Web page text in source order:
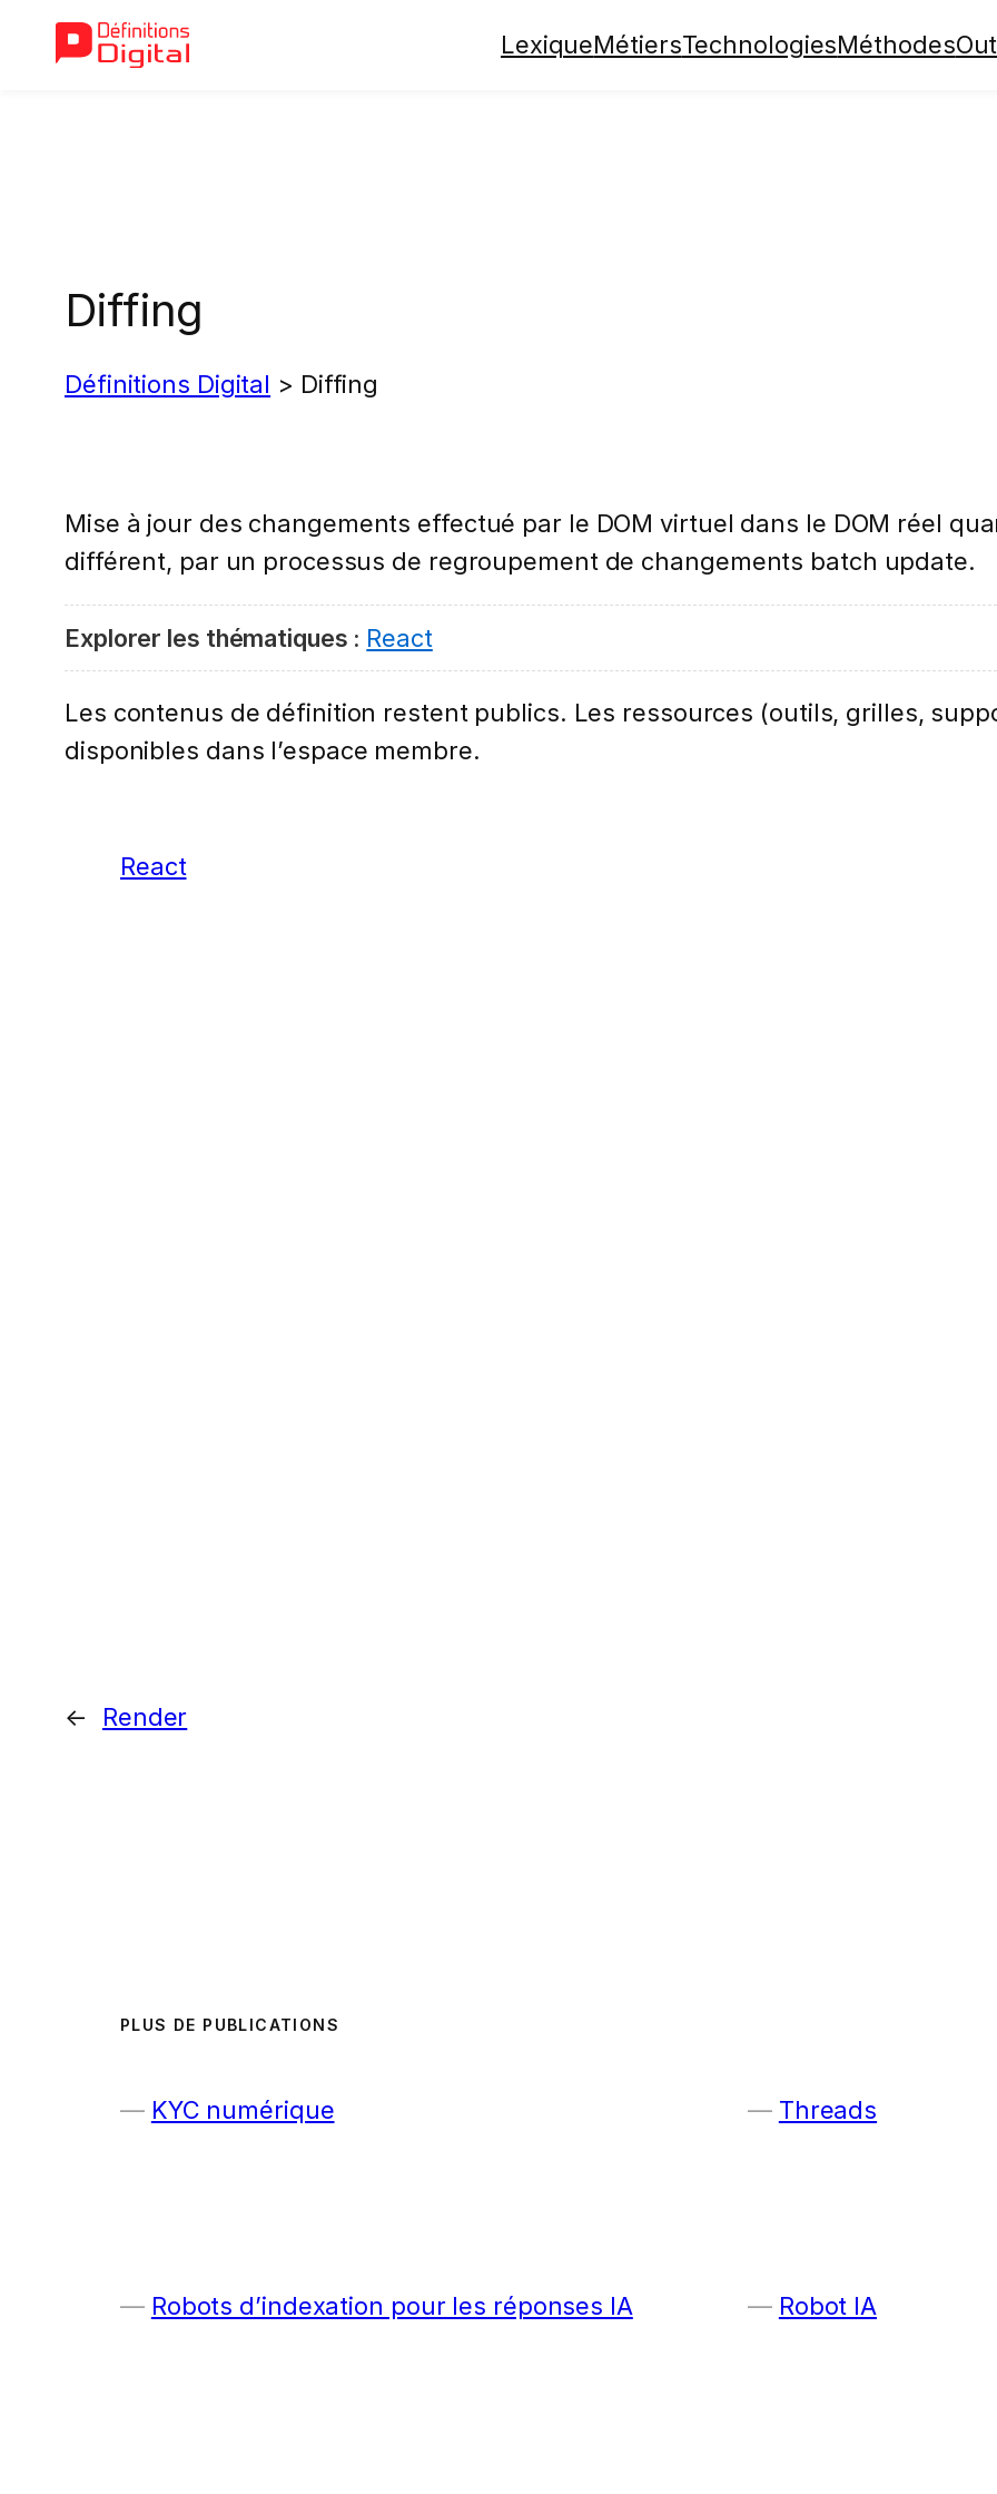
LexiqueMétiersTechnologiesMéthodes
Diffing
Définitions Digital > Diffing
Mise à jour des changements effectué par le DOM virtuel dans le DOM réel
différent, par un processus de regroupement de changements batch update.
Explorer les thématiques : React
Les contenus de définition restent publics. Les ressources (outils, grilles,
disponibles dans l’espace membre.
React
← Render
PLUS DE PUBLICATIONS
KYC numérique Threads
Robots d’indexation pour les réponses IA Robot IA